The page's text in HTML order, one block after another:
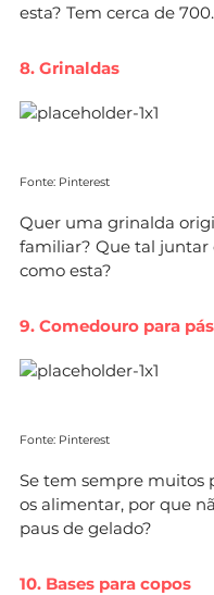
esta? Tem cerca de 700.
8. Grinaldas
Fonte: Pinterest
Quer uma grinalda
familiar? Que tal juntar
como esta?
9. Comedouro para
Fonte: Pinterest
Se tem sempre muitos
os alimentar, por que
paus de gelado?
10. Bases para copos